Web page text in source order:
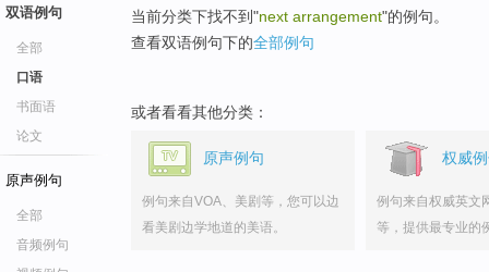
双语例句
全部
口语
书面语
论文
原声例句
全部
音频例句
当前分类下找不到"next arrangement"的例句。
查看双语例句下的全部例句
或者看看其他分类：
原声例句
例句来自VOA、美剧等，您可以边
看美剧边学地道的美语。
权威
例句来自权威英文
等，提供最专业的